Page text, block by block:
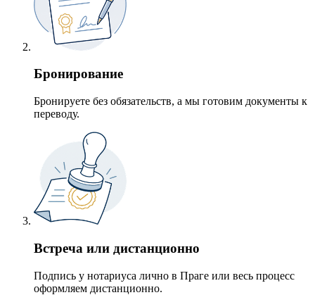
Бронирование
Бронируете без обязательств, а мы готовим документы к
переводу.
Встреча или дистанционно
Подпись у нотариуса лично в Праге или весь процесс
оформляем дистанционно.